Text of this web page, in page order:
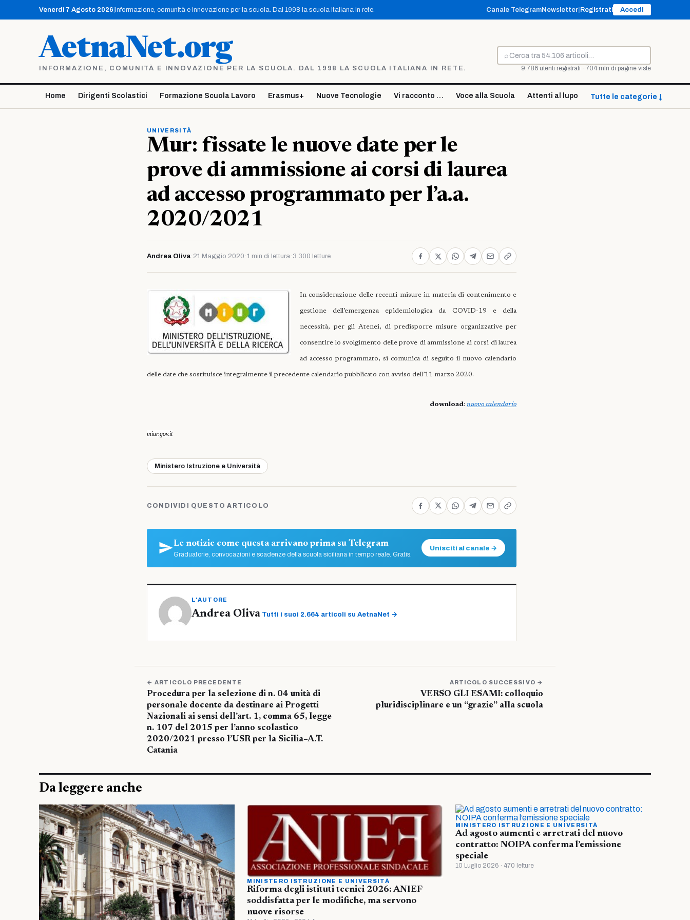
contenuto
Venerdì 7 Agosto 2026 Informazione, comunità e innovazione per la scuola. Dal 1998 la scuola italiana in rete. Canale TelegramNewsletter Registrati Accedi
AetnaNet.org
INFORMAZIONE, COMUNITÀ E INNOVAZIONE PER LA SCUOLA. DAL 1998 LA SCUOLA ITALIANA IN RETE.
⌕
Cerca
9.786 utenti registrati · 704 mln di pagine viste
Home Dirigenti Scolastici Formazione Scuola Lavoro Erasmus+ Nuove Tecnologie Vi racconto … Voce alla Scuola Attenti al lupo Tutte le categorie ↓
UNIVERSITÀ
Mur: fissate le nuove date per le
prove di ammissione ai corsi di laurea
ad accesso programmato per l’a.a.
2020/2021
Andrea Oliva· 21 Maggio 2020 ·1 min di lettura· 3.300 letture
In considerazione delle recenti misure in materia di contenimento e
gestione dell’emergenza epidemiologica da COVID-19 e della
necessità, per gli Atenei, di predisporre misure organizzative per
consentire lo svolgimento delle prove di ammissione ai corsi di laurea
ad accesso programmato, si comunica di seguito il nuovo calendario
delle date che sostituisce integralmente il precedente calendario pubblicato con avviso dell’11 marzo 2020.
download: nuovo calendario
miur.gov.it
Ministero Istruzione e Università
CONDIVIDI QUESTO ARTICOLO
Le notizie come questa arrivano prima su Telegram
Graduatorie, convocazioni e scadenze della scuola siciliana in tempo reale. Gratis.
Unisciti al canale →
L'AUTORE
Andrea Oliva Tutti i suoi 2.664 articoli su AetnaNet →
← ARTICOLO PRECEDENTE
Procedura per la selezione di n. 04 unità di
personale docente da destinare ai Progetti
Nazionali ai sensi dell’art. 1, comma 65, legge
n. 107 del 2015 per l’anno scolastico
2020/2021 presso l’USR per la Sicilia–A.T.
Catania
ARTICOLO SUCCESSIVO →
VERSO GLI ESAMI: colloquio
pluridisciplinare e un “grazie” alla scuola
Da leggere anche
MINISTERO ISTRUZIONE E UNIVERSITÀ
Riforma degli istituti tecnici 2026: ANIEF
soddisfatta per le modifiche, ma servono
nuove risorse
MINISTERO ISTRUZIONE E UNIVERSITÀ
Ad agosto aumenti e arretrati del nuovo
contratto: NOIPA conferma l’emissione
speciale
10 Luglio 2026 · 470 letture